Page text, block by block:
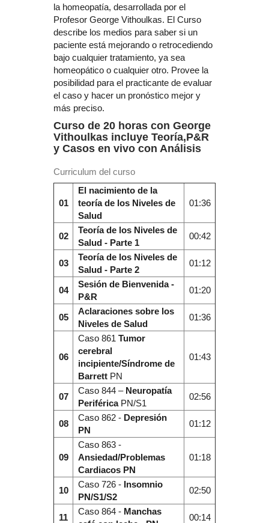
la homeopatía, desarrollada por el
Profesor George Vithoulkas. El Curso
describe los medios para saber si un
paciente está mejorando o retrocediendo
bajo cualquier tratamiento, ya sea
homeopático o cualquier otro. Provee la
posibilidad para el practicante de evaluar
el caso y hacer un pronóstico mejor y
más preciso.
Curso de 20 horas con George
Vithoulkas incluye Teoría,P&R
y Casos en vivo con Análisis
Curriculum del curso
01
El nacimiento de la
teoría de los Niveles de
Salud
01:36
02
Teoría de los Niveles de
Salud - Parte 1
00:42
03
Teoría de los Niveles de
Salud - Parte 2
01:12
04
Sesión de Bienvenida -
P&R
01:20
05
Aclaraciones sobre los
Niveles de Salud
01:36
06
Caso 861 Tumor
cerebral
incipiente/Síndrome de
BarrettPN
01:43
07
Caso 844 – Neuropatía
PeriféricaPN/S1
02:56
08
Caso 862 -Depresión
PN
01:12
09
Caso 863 -
Ansiedad/Problemas
Cardiacos PN
01:18
10
Caso 726 - Insomnio
PN/S1/S2
02:50
11
Caso 864 -Manchas
00:14